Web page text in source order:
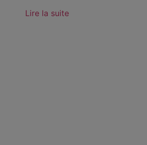
Lire la suite